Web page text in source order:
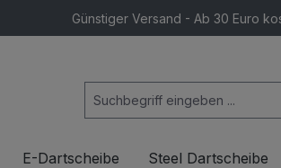
Günstiger Versand - Ab 30 Euro
E-Dartscheibe Steel Dartscheibe